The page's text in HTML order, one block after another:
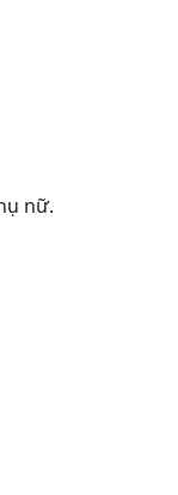
nữ.